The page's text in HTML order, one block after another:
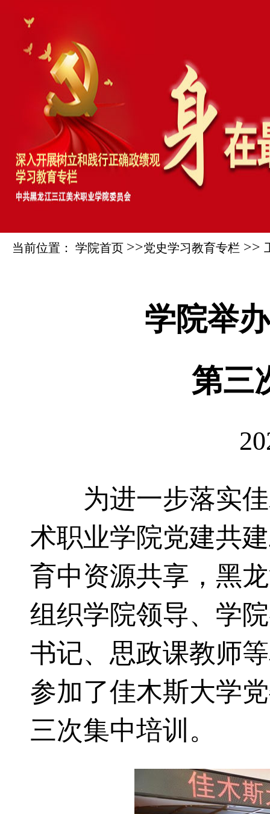
当前位置： 学院首页 >>党史学习教育专栏 >>
学院举
第三
为进一步落实佳
术职业学院党建共
育中资源共享，黑
组织学院领导、学
书记、思政课教师
参加了佳木斯大学
三次集中培训。